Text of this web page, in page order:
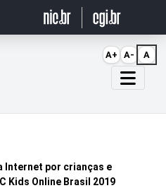
Internet por crianças e
Kids Online Brasil 2019
A+ A- A